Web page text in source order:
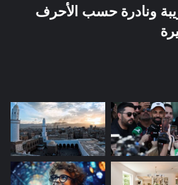
ونادرة حسب الأحرف